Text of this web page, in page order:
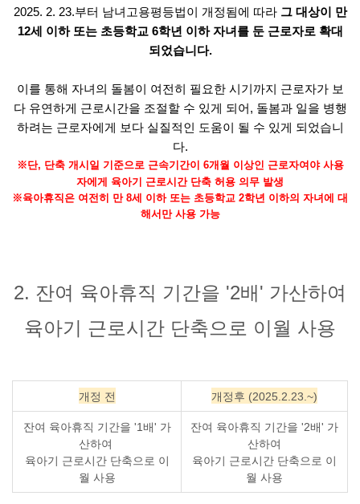
2025. 2. 23.부터 남녀고용평등법이 개정됨에 따라 그 대상이 만
12세 이하 또는 초등학교 6학년 이하 자녀를 둔 근로자로 확대
되었습니다.
이를 통해 자녀의 돌봄이 여전히 필요한 시기까지 근로자가 보
다 유연하게 근로시간을 조절할 수 있게 되어, 돌봄과 일을 병행
하려는 근로자에게 보다 실질적인 도움이 될 수 있게 되었습니
다.
※단, 단축 개시일 기준으로 근속기간이 6개월 이상인 근로자여야 사용
자에게 육아기 근로시간 단축 허용 의무 발생
※육아휴직은 여전히 만 8세 이하 또는 초등학교 2학년 이하의 자녀에 대
해서만 사용 가능
2. 잔여 육아휴직 기간을 '2배' 가산하여
육아기 근로시간 단축으로 이월 사용
개정 전 개정후 (2025.2.23.~)
잔여 육아휴직 기간을 '1배' 가
산하여
육아기 근로시간 단축으로 이
월 사용
잔여 육아휴직 기간을 '2배' 가
산하여
육아기 근로시간 단축으로 이
월 사용